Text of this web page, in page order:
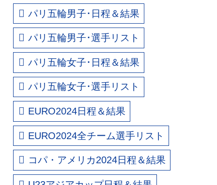
パリ五輪男子･日程＆結果
パリ五輪男子･選手リスト
パリ五輪女子･日程＆結果
パリ五輪女子･選手リスト
EURO2024日程＆結果
EURO2024全チーム選手リスト
コパ・アメリカ2024日程＆結果